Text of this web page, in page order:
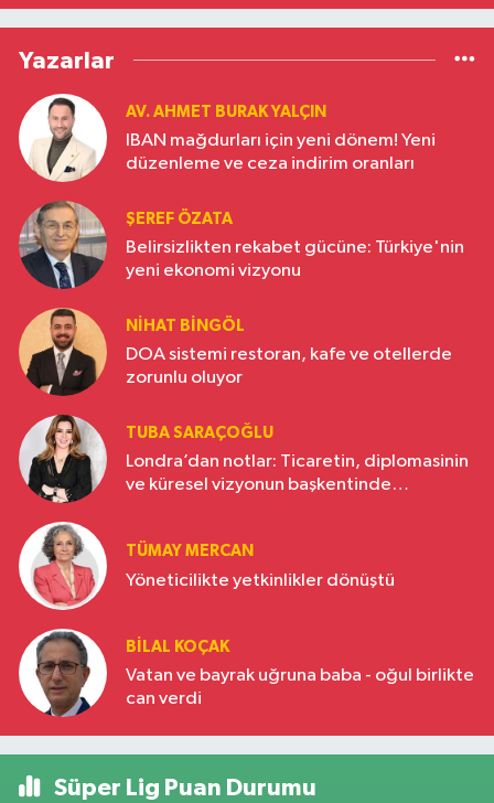
Yazarlar
AV. AHMET BURAK YALÇIN
IBAN mağdurları için yeni dönem! Yeni
düzenleme ve ceza indirim oranları
ŞEREF ÖZATA
Belirsizlikten rekabet gücüne: Türkiye'nin
yeni ekonomi vizyonu
NIHAT BINGÖL
DOA sistemi restoran, kafe ve otellerde
zorunlu oluyor
TUBA SARAÇOĞLU
Londra’dan notlar: Ticaretin, diplomasinin
ve küresel vizyonun başkentinde
TÜMAY MERCAN
Yöneticilikte yetkinlikler dönüştü
BILAL KOÇAK
Vatan ve bayrak uğruna baba - oğul birlikte
can verdi
Süper Lig Puan Durumu